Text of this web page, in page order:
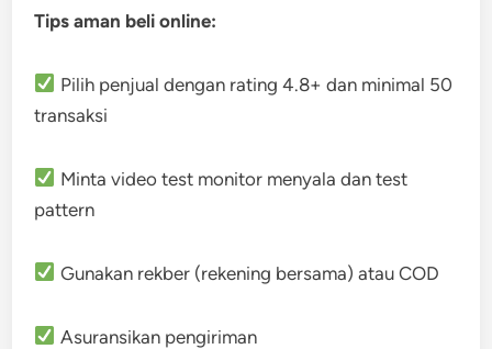
Tips aman beli online:
Pilih penjual dengan rating 4.8+ dan minimal 50
transaksi
Minta video test monitor menyala dan test
pattern
Gunakan rekber (rekening bersama) atau COD
Asuransikan pengiriman